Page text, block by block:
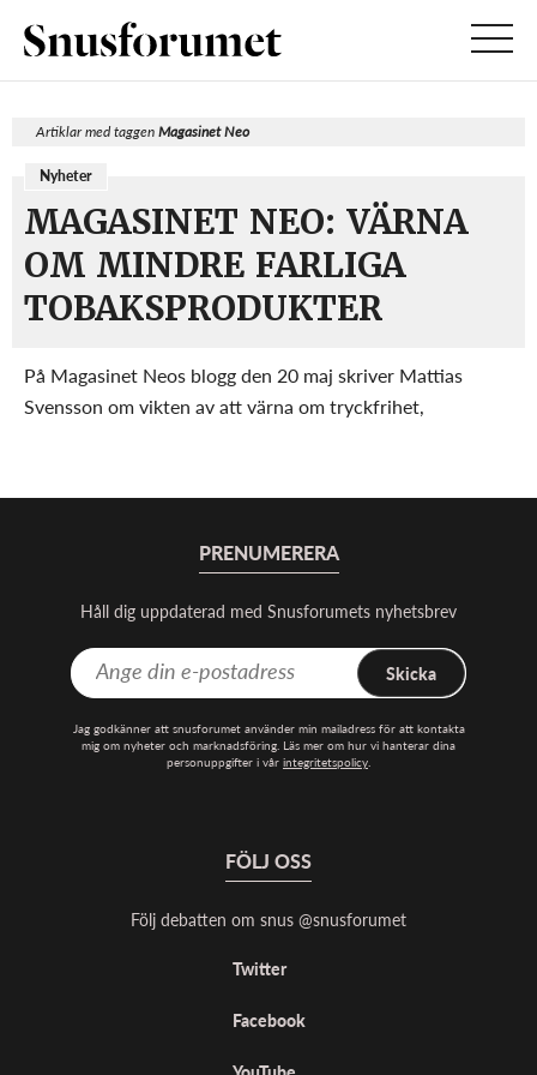
Artiklar med taggenMagasinet Neo
Nyheter
MAGASINET NEO: VÄRNA
OM MINDRE FARLIGA
TOBAKSPRODUKTER
På Magasinet Neos blogg den 20 maj skriver Mattias
Svensson om vikten av att värna om tryckfrihet,
miljöpartisten Stefan Nilsson och folkpartisten Ba...
PRENUMERERA
Håll dig uppdaterad med Snusforumets nyhetsbrev
Skicka
Jag godkänner att snusforumet använder min mailadress för att kontakta
mig om nyheter och marknadsföring. Läs mer om hur vi hanterar dina
personuppgifter i vår integritetspolicy.
FÖLJ OSS
Följ debatten om snus @snusforumet
Twitter
Facebook